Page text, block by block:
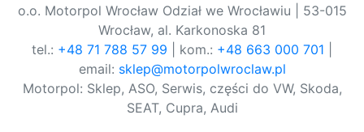
o.o. Motorpol Wrocław Odział we Wrocławiu | 53-015
Wrocław, al. Karkonoska 81
tel.: +48 71 788 57 99 | kom.: +48 663 000 701
email: sklep@motorpolwroclaw.pl
Motorpol: Sklep, ASO, Serwis, części do VW, Skoda,
SEAT, Cupra, Audi